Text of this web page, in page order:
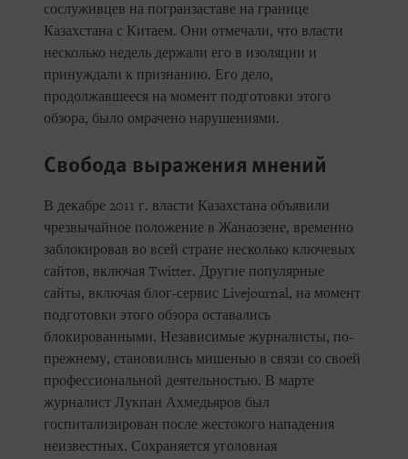
сослуживцев на погранзаставе на границе
Казахстана с Китаем. Они отмечали, что власти
несколько недель держали его в изоляции и
принуждали к признанию. Его дело,
продолжавшееся на момент подготовки этого
обзора, было омрачено нарушениями.
Свобода выражения мнений
В декабре 2011 г. власти Казахстана объявили
чрезвычайное положение в Жанаозене, временно
заблокировав во всей стране несколько ключевых
сайтов, включая Twitter. Другие популярные
сайты, включая блог-сервис Livejournal, на момент
подготовки этого обзора оставались
блокированными. Независимые журналисты, по-
прежнему, становились мишенью в связи со своей
профессиональной деятельностью. В марте
журналист Лукпан Ахмедьяров был
госпитализирован после жестокого нападения
неизвестных. Сохраняется уголовная